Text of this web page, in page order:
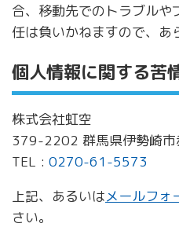
合、移動先でのトラブルや
任は負いかねますので、あ
個人情報に関する苦
株式会社虹空
379-2202 群馬県伊勢崎
TEL : 0270-61-5573
上記、あるいはメールフォ
さい。